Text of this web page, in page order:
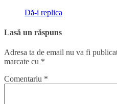
Dă-i replica
Lasă un răspuns
Adresa ta de email nu va fi
marcate cu *
Comentariu *